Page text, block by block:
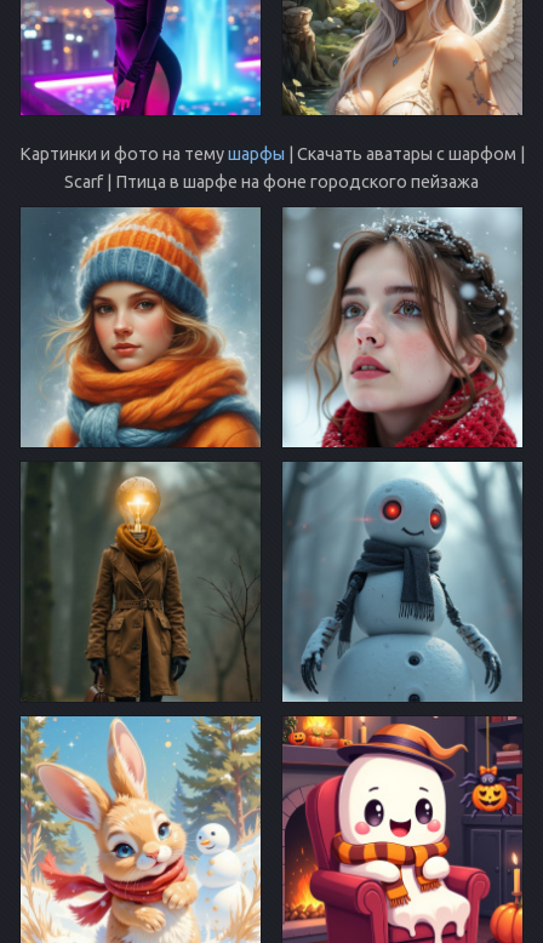
Картинки и фото на темушарфы | Скачать аватары с шарфом |
Scarf | Птица в шарфе на фоне городского пейзажа